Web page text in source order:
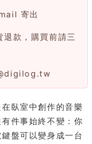
寄出
款，購買前請三
臥室中創作的音樂
件事始終不變：你
盤可以變身成一台